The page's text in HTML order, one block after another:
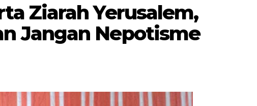
Ziarah Yerusalem,
Jangan Nepotisme